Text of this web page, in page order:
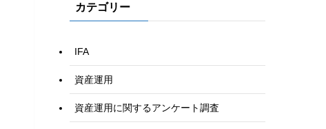
カテゴリー
IFA
資産運用
資産運用に関するアンケート調査